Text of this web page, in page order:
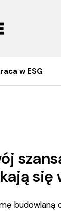
w ESG
się